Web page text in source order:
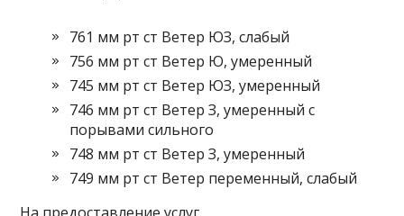
761 мм рт ст Ветер ЮЗ, слабый
756 мм рт ст Ветер Ю, умеренный
745 мм рт ст Ветер ЮЗ, умеренный
746 мм рт ст Ветер З, умеренный с
порывами сильного
748 мм рт ст Ветер З, умеренный
749 мм рт ст Ветер переменный, слабый